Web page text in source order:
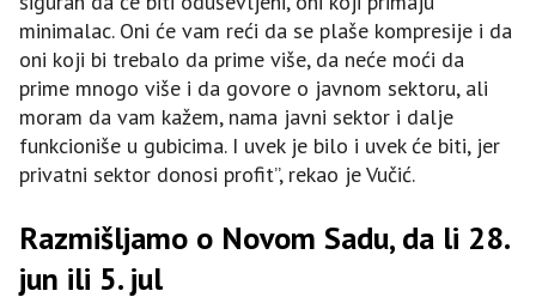
minimalac. Oni će vam reći da se plaše kompresije i da
oni koji bi trebalo da prime više, da neće moći da
prime mnogo više i da govore o javnom sektoru, ali
moram da vam kažem, nama javni sektor i dalje
funkcioniše u gubicima. I uvek je bilo i uvek će biti, jer
privatni sektor donosi profit”, rekao je Vučić.
Razmišljamo o Novom Sadu, da li 28.
jun ili 5. jul